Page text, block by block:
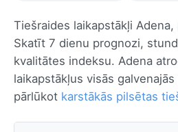
Tiešraides laikapstākļi Adena,
Skatīt 7 dienu prognozi,
kvalitātes indeksu. Adena
laikapstākļus visās
pārlūkot karstākās pilsētas